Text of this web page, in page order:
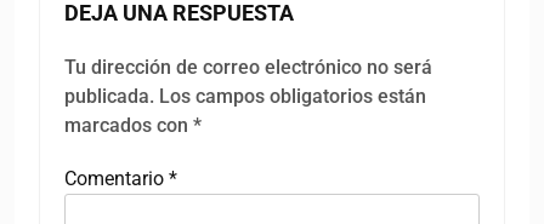
DEJA UNA RESPUESTA
Tu dirección de correo electrónico no será
publicada. Los campos obligatorios están
marcados con *
Comentario *